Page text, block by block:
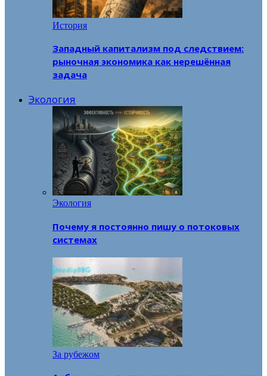
История
Западный капитализм под следствием:
рыночная экономика как нерешённая
задача
Экология
Экология
Почему я постоянно пишу о потоковых
системах
За рубежом